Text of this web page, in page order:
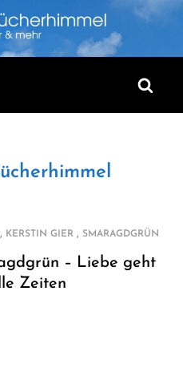
, KERSTIN GIER, SMARAGDGRÜN
– Liebe geht
Zeiten